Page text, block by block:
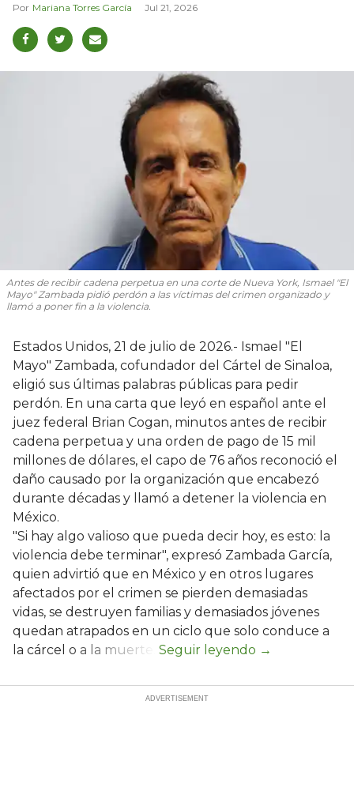
Mariana Torres García Jul 21, 2026
Antes de recibir cadena perpetua en una corte de Nueva York, Ismael "El
Mayo" Zambada pidió perdón a las víctimas del crimen organizado y
llamó a poner fin a la violencia.
Estados Unidos, 21 de julio de 2026.- Ismael "El
Mayo" Zambada, cofundador del Cártel de Sinaloa,
eligió sus últimas palabras públicas para pedir
perdón. En una carta que leyó en español ante el
juez federal Brian Cogan, minutos antes de recibir
cadena perpetua y una orden de pago de 15 mil
millones de dólares, el capo de 76 años reconoció el
daño causado por la organización que encabezó
durante décadas y llamó a detener la violencia en
México.
"Si hay algo valioso que pueda decir hoy, es esto: la
violencia debe terminar", expresó Zambada García,
quien advirtió que en México y en otros lugares
afectados por el crimen se pierden demasiadas
vidas, se destruyen familias y demasiados jóvenes
quedan atrapados en un ciclo que solo conduce a
la cárcel o a la muerte.